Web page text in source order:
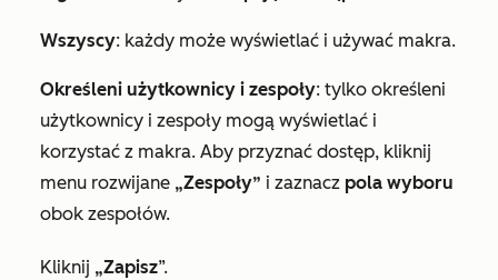
Wszyscy: każdy może wyświetlać i używać makra.
Określeni użytkownicy i zespoły: tylko określeni
użytkownicy i zespoły mogą wyświetlać i
korzystać z makra. Aby przyznać dostęp, kliknij
menu rozwijane „Zespoły” i zaznacz pola wyboru
obok zespołów.
Kliknij „Zapisz”.